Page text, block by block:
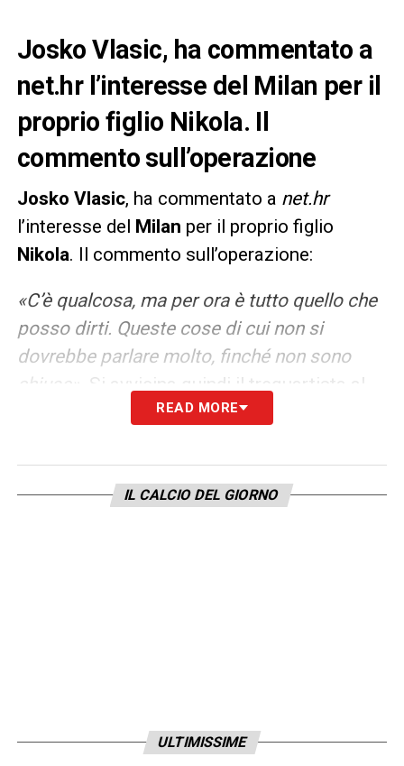
Josko Vlasic, ha commentato a
net.hr l’interesse del Milan per il
proprio figlio Nikola. Il
commento sull’operazione
Josko Vlasic, ha commentato a net.hr
l’interesse del Milan per il proprio figlio
Nikola. Il commento sull’operazione:
«C’è qualcosa, ma per ora è tutto quello che
posso dirti. Queste cose di cui non si
dovrebbe parlare molto, finché non sono
chiuse»
. Si avvicina quindi il trequartista al
Milan per un prestito a 5 milioni con diritto di
LA PLAYLIST DELLE NOSTRE TOP NEWS
READ MORE
IL CALCIO DEL GIORNO
ULTIMISSIME